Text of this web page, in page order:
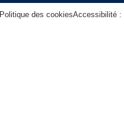
Politique des cookiesAccessibilité :